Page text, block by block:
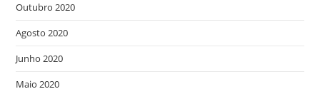
Outubro 2020
Agosto 2020
Junho 2020
Maio 2020